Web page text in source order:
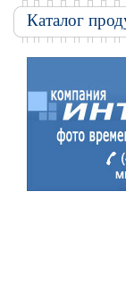
Каталог